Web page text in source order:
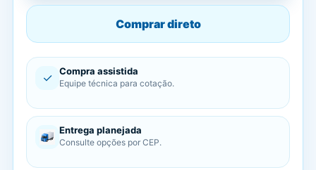
Comprar direto
✓ Compra assistida
Equipe técnica para cotação.
Entrega planejada
Consulte opções por CEP.